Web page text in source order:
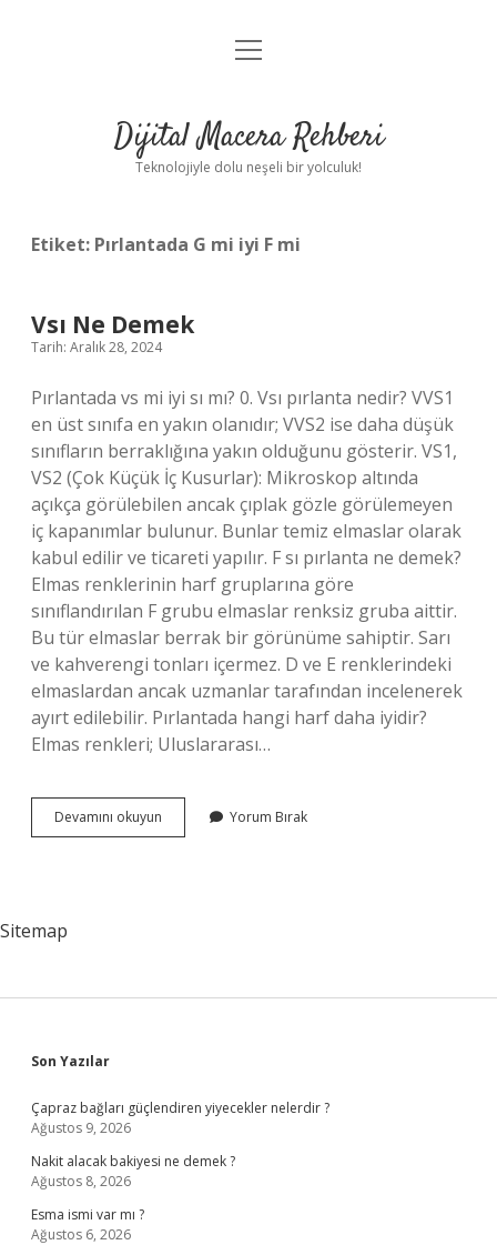
Anasayfa
Yasal Uyarı
menüyü
Dijital Macera Rehberi
Teknolojiyle dolu neşeli bir yolculuk!
Etiket: Pırlantada G mi iyi F mi
Vsı Ne Demek
Tarih: Aralık 28, 2024
Pırlantada vs mi iyi sı mı? 0. Vsı pırlanta nedir? VVS1
en üst sınıfa en yakın olanıdır; VVS2 ise daha düşük
sınıfların berraklığına yakın olduğunu gösterir. VS1,
VS2 (Çok Küçük İç Kusurlar): Mikroskop altında
açıkça görülebilen ancak çıplak gözle görülemeyen
iç kapanımlar bulunur. Bunlar temiz elmaslar olarak
kabul edilir ve ticareti yapılır. F sı pırlanta ne demek?
Elmas renklerinin harf gruplarına göre
sınıflandırılan F grubu elmaslar renksiz gruba aittir.
Bu tür elmaslar berrak bir görünüme sahiptir. Sarı
ve kahverengi tonları içermez. D ve E renklerindeki
elmaslardan ancak uzmanlar tarafından incelenerek
ayırt edilebilir. Pırlantada hangi harf daha iyidir?
Elmas renkleri; Uluslararası…
Devamını okuyun
Ne
Yorum Bırak
Sitemap
Sidebar
Son Yazılar
Çapraz bağları güçlendiren yiyecekler nelerdir ?
Ağustos 9, 2026
Nakit alacak bakiyesi ne demek ?
Ağustos 8, 2026
Esma ismi var mı ?
Ağustos 6, 2026